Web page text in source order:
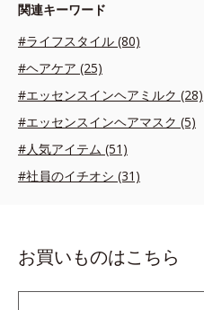
関連キーワード
#ライフスタイル (80)
#ヘアケア (25)
#エッセンスインヘアミルク (28)
#エッセンスインヘアマスク (5)
#人気アイテム (51)
#社員のイチオシ (31)
お買いものはこちら